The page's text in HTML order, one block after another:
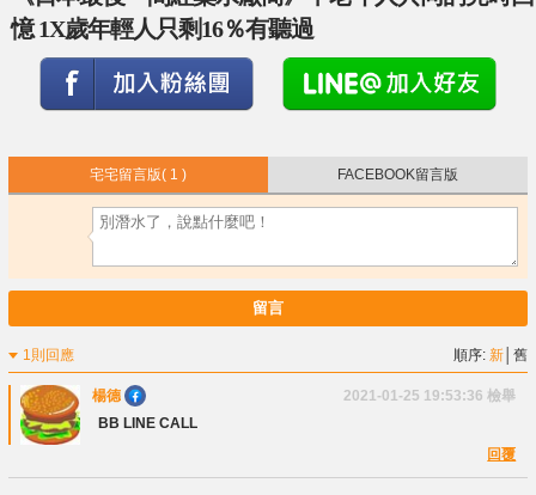
憶 1X歲年輕人只剩16％有聽過
宅宅留言版( 1 ) FACEBOOK留言版
留言
1則回應 順序:新 │舊
楊德 2021-01-25 19:53:36 檢舉
BB LINE CALL
回覆